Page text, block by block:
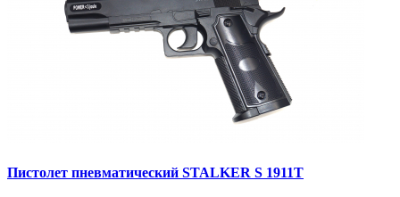
Пистолет пневматический STALKER S 1911T